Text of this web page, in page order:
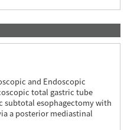
and Endoscopic
total gastric tube
subtotal esophagectomy with
a posterior mediastinal